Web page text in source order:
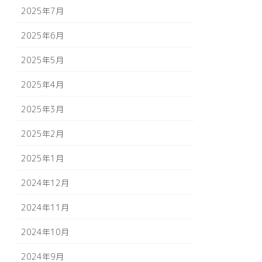
2025年7月
2025年6月
2025年5月
2025年4月
2025年3月
2025年2月
2025年1月
2024年12月
2024年11月
2024年10月
2024年9月